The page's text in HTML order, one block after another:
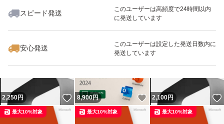
スピード発送
このユーザーは高頻度で24時間以内
に発送しています
安心発送
このユーザーは設定した発送日数内に
発送しています
いいね！
2,200
2,250円 いいね！
8,900円 いいね！
2,100円
最大10%対象 最大10%対象 最大10%対象